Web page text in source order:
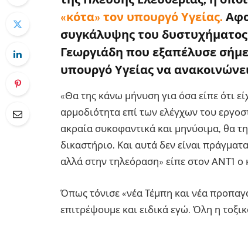
«κότα» τον υπουργό Υγείας.
συγκάλυψης του
Γεωργιάδη που εξαπέλυσε
υπουργό Υγείας να
«Θα της κάνω μήνυση για όσα είπε ότι
αρμοδιότητα επί των ελέγχων του
ακραία συκοφαντικά και μηνύσιμα, θα
δικαστήριο. Και αυτά δεν είναι
αλλά στην τηλεόραση» είπε στον ΑΝΤ1 ο
Όπως τόνισε «νέα Τέμπη και νέα
επιτρέψουμε και ειδικά εγώ. Όλη η